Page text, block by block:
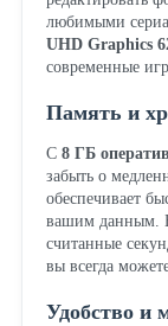
любимыми
UHD Graphics
современные
Память и
С 8 ГБ
забыть о
обеспечивает
вашим данным.
считанные
вы всегда
Удобство и